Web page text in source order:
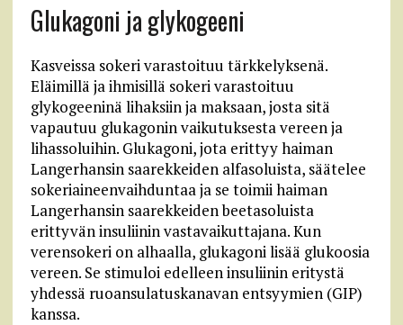
Glukagoni ja glykogeeni
Kasveissa sokeri varastoituu tärkkelyksenä.
Eläimillä ja ihmisillä sokeri varastoituu
glykogeeninä lihaksiin ja maksaan, josta sitä
vapautuu glukagonin vaikutuksesta vereen ja
lihassoluihin. Glukagoni, jota erittyy haiman
Langerhansin saarekkeiden alfasoluista, säätelee
sokeriaineenvaihduntaa ja se toimii haiman
Langerhansin saarekkeiden beetasoluista
erittyvän insuliinin vastavaikuttajana. Kun
verensokeri on alhaalla, glukagoni lisää glukoosia
vereen. Se stimuloi edelleen insuliinin eritystä
yhdessä ruoansulatuskanavan entsyymien (GIP)
kanssa.